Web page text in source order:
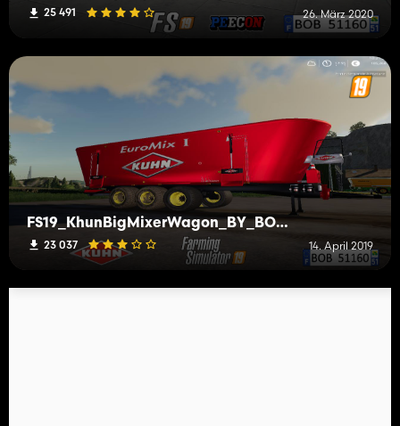
25 491 26. März 2020
FS19_KhunBigMixerWagon_BY_BOB51160
23 037 14. April 2019